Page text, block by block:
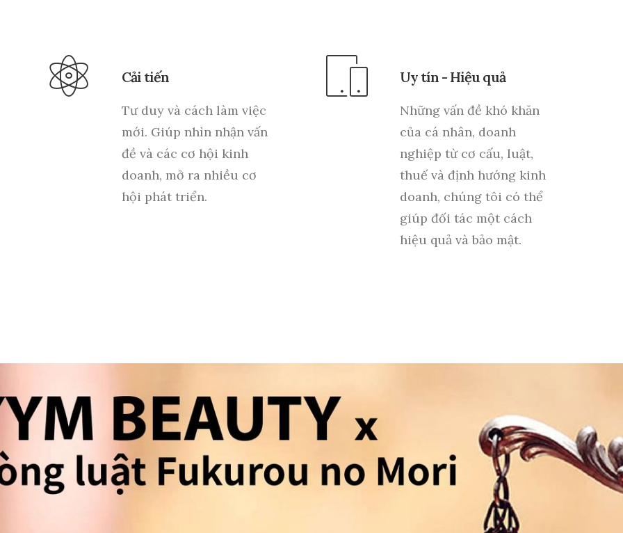
Cải tiến
Tư duy và cách làm việc
mới. Giúp nhìn nhận vấn
đề và các cơ hội kinh
doanh, mở ra nhiều cơ
hội phát triển.
Uy tín - Hiệu quả
Những vấn đề khó khăn
của cá nhân, doanh
nghiệp từ cơ cấu, luật,
thuế và định hướng kinh
doanh, chúng tôi có thể
giúp đối tác một cách
hiệu quả và bảo mật.